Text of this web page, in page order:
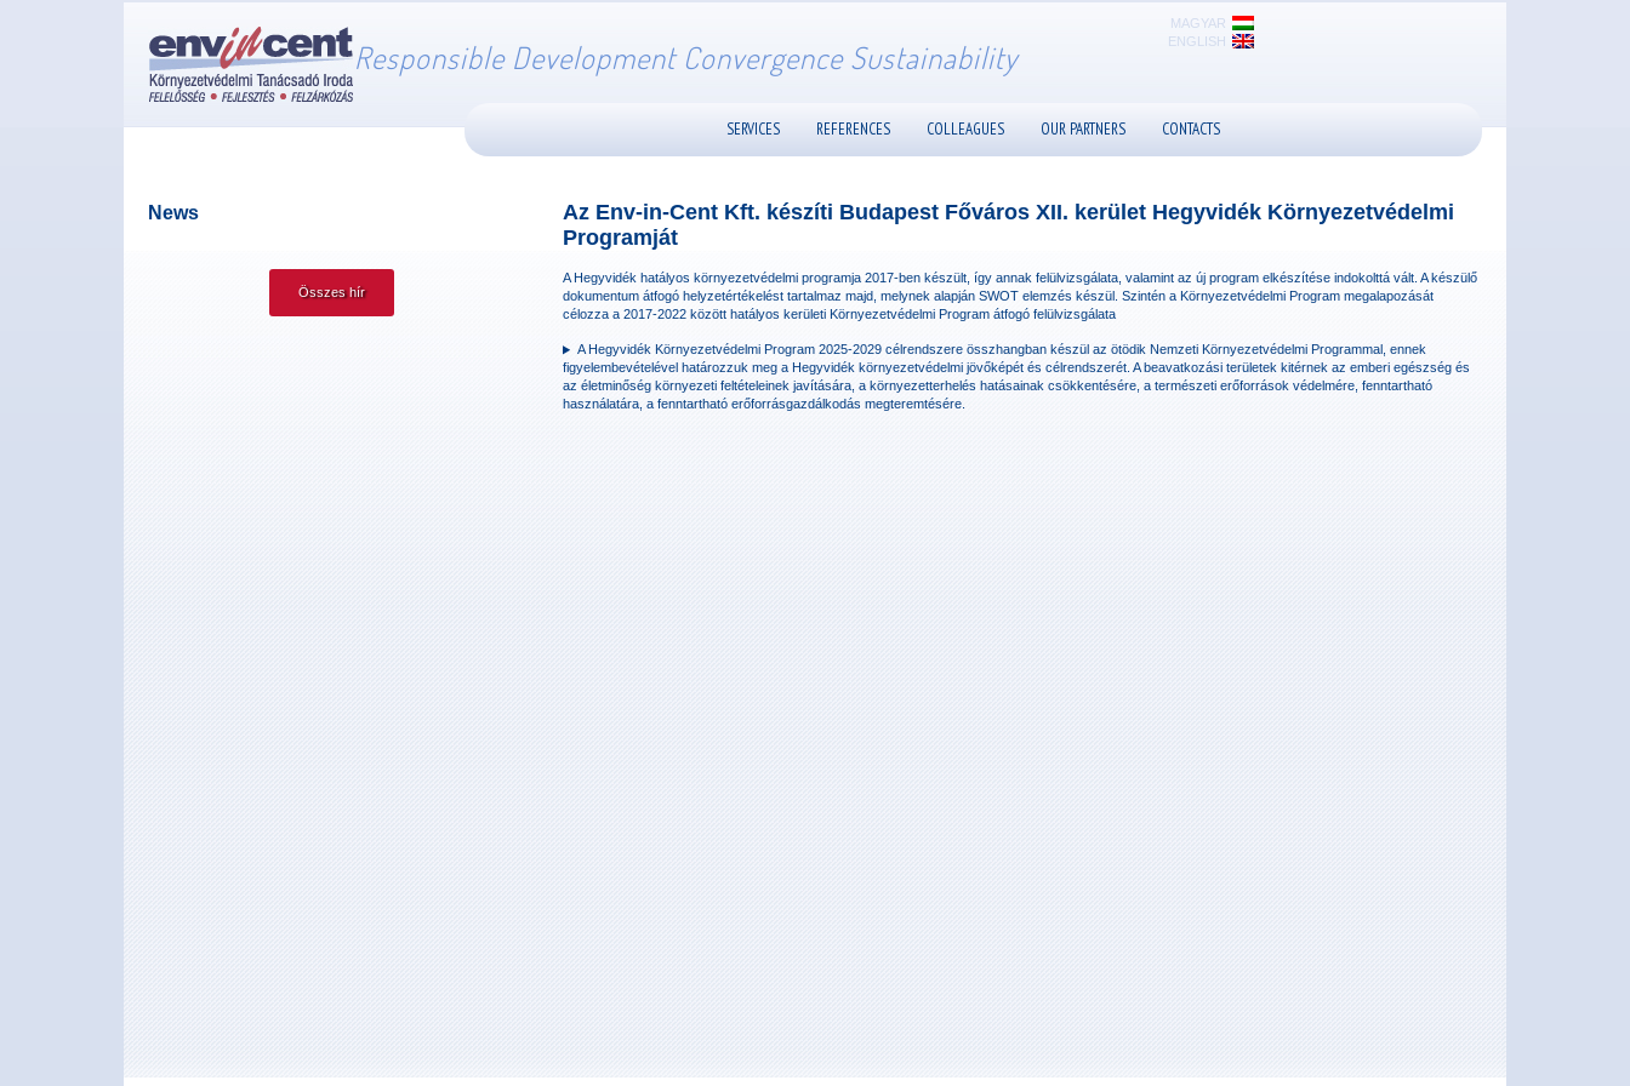
Responsible Development Convergence Sustainability
MAGYAR
ENGLISH
SERVICES REFERENCES COLLEAGUES OUR PARTNERS CONTACTS
News
Összes hír
Az Env-in-Cent Kft. készíti Budapest Főváros XII. kerület Hegyvidék Környezetvédelmi
Programját
A Hegyvidék hatályos környezetvédelmi programja 2017-ben készült, így annak felülvizsgálata, valamint az új program elkészítése indokolttá vált. A készülő
dokumentum átfogó helyzetértékelést tartalmaz majd, melynek alapján SWOT elemzés készül. Szintén a Környezetvédelmi Program megalapozását
célozza a 2017-2022 között hatályos kerületi Környezetvédelmi Program átfogó felülvizsgálata
A Hegyvidék Környezetvédelmi Program 2025-2029 célrendszere összhangban készül az ötödik Nemzeti Környezetvédelmi Programmal, ennek
figyelembevételével határozzuk meg a Hegyvidék környezetvédelmi jövőképét és célrendszerét. A beavatkozási területek kitérnek az emberi egészség és
az életminőség környezeti feltételeinek javítására, a környezetterhelés hatásainak csökkentésére, a természeti erőforrások védelmére, fenntartható
használatára, a fenntartható erőforrásgazdálkodás megteremtésére.